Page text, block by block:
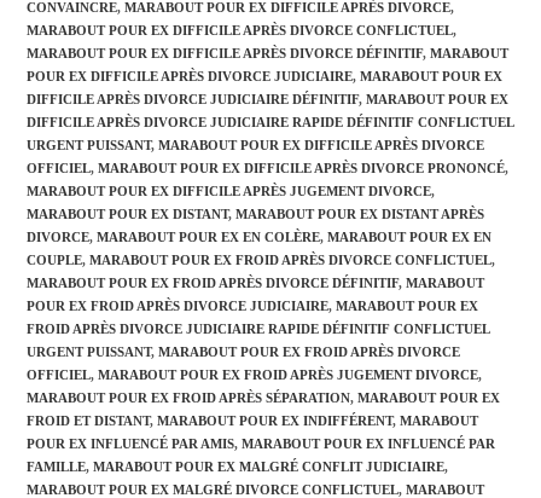
CONVAINCRE, MARABOUT POUR EX DIFFICILE APRÈS DIVORCE,
MARABOUT POUR EX DIFFICILE APRÈS DIVORCE CONFLICTUEL,
MARABOUT POUR EX DIFFICILE APRÈS DIVORCE DÉFINITIF, MARABOUT
POUR EX DIFFICILE APRÈS DIVORCE JUDICIAIRE, MARABOUT POUR EX
DIFFICILE APRÈS DIVORCE JUDICIAIRE DÉFINITIF, MARABOUT POUR EX
DIFFICILE APRÈS DIVORCE JUDICIAIRE RAPIDE DÉFINITIF CONFLICTUEL
URGENT PUISSANT, MARABOUT POUR EX DIFFICILE APRÈS DIVORCE
OFFICIEL, MARABOUT POUR EX DIFFICILE APRÈS DIVORCE PRONONCÉ,
MARABOUT POUR EX DIFFICILE APRÈS JUGEMENT DIVORCE,
MARABOUT POUR EX DISTANT, MARABOUT POUR EX DISTANT APRÈS
DIVORCE, MARABOUT POUR EX EN COLÈRE, MARABOUT POUR EX EN
COUPLE, MARABOUT POUR EX FROID APRÈS DIVORCE CONFLICTUEL,
MARABOUT POUR EX FROID APRÈS DIVORCE DÉFINITIF, MARABOUT
POUR EX FROID APRÈS DIVORCE JUDICIAIRE, MARABOUT POUR EX
FROID APRÈS DIVORCE JUDICIAIRE RAPIDE DÉFINITIF CONFLICTUEL
URGENT PUISSANT, MARABOUT POUR EX FROID APRÈS DIVORCE
OFFICIEL, MARABOUT POUR EX FROID APRÈS JUGEMENT DIVORCE,
MARABOUT POUR EX FROID APRÈS SÉPARATION, MARABOUT POUR EX
FROID ET DISTANT, MARABOUT POUR EX INDIFFÉRENT, MARABOUT
POUR EX INFLUENCÉ PAR AMIS, MARABOUT POUR EX INFLUENCÉ PAR
FAMILLE, MARABOUT POUR EX MALGRÉ CONFLIT JUDICIAIRE,
MARABOUT POUR EX MALGRÉ DIVORCE CONFLICTUEL, MARABOUT